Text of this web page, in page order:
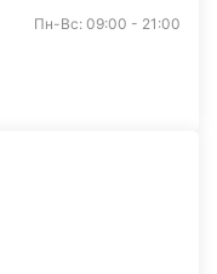
Пн-Вс: 09:00 - 21:00